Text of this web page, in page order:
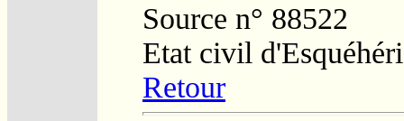
Source n° 88522
Etat civil
Retour